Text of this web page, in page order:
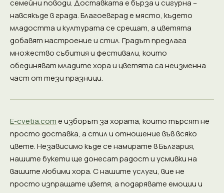
семейни поводи. Доставката е бърза и сигурна –
навсякъде в града. Благоевград е място, където
младостта и културата се срещат, а цветята
добавят настроение и стил. Градът предлага
множество събития и фестивали, които
обединяват младите хора и цветята са неизменна
част от тези празници.
E-cvetia.comе изборът за хората, които търсят не
просто доставка, а стил и отношение във всяко
цвете. Независимо къде се намирате в България,
нашите букети ще донесат радост и усмивки на
вашите любими хора. С нашите услуги, вие не
просто изпращате цветя, а подарявате емоции и